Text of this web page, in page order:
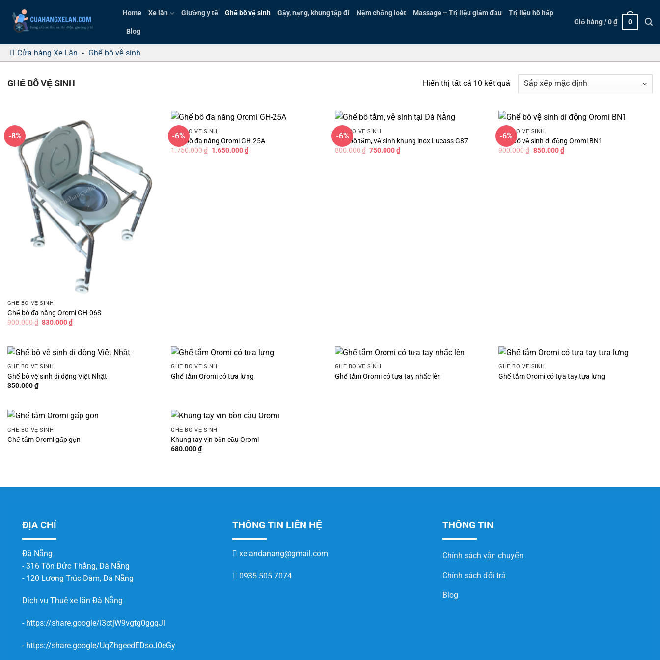
qua
dung
Home Xe lăn Giường y tế Ghế bô vệ sinh Gậy, nạng, khung tập đi Nệm chống loét Massage – Trị liệu giảm đau Trị liệu hô hấp
Blog
Giỏ hàng /0₫ 0
Cửa hàng Xe Lăn - Ghế bô vệ sinh
GHẾ BÔ VỆ SINH Hiển thị tất cả 10 kết quả
-8%
GHẾ BÔ VỆ SINH
Ghế bô đa năng Oromi GH-06S
900.000₫ Giá
830.000₫Giá
830.000 ₫.
-6%
GHẾ BÔ VỆ SINH
Ghế bô đa năng Oromi GH-25A
1.750.000₫ Giá
1.650.000₫Giá
hiện
-6%
GHẾ BÔ VỆ SINH
Ghế bô tắm, vệ sinh khung inox Lucass G87
800.000₫ Giá
750.000₫Giá
-6%
GHẾ BÔ VỆ SINH
Ghế bô vệ sinh di động Oromi BN1
900.000₫ Giá
850.000₫Giá
hiện
GHẾ BÔ VỆ SINH
Ghế bô vệ sinh di động Việt Nhật
350.000₫
GHẾ BÔ VỆ SINH
Ghế tắm Oromi có tựa lưng
GHẾ BÔ VỆ SINH
Ghế tắm Oromi có tựa tay nhấc lên
GHẾ BÔ VỆ SINH
Ghế tắm Oromi có tựa tay tựa lưng
GHẾ BÔ VỆ SINH
Ghế tắm Oromi gấp gọn
GHẾ BÔ VỆ SINH
Khung tay vịn bồn cầu Oromi
680.000₫
ĐỊA CHỈ
Đà Nẵng
- 316 Tôn Đức Thắng, Đà Nẵng
- 120 Lương Trúc Đàm, Đà Nẵng
Dịch vụ Thuê xe lăn Đà Nẵng
- https://share.google/i3ctjW9vgtg0ggqJl
- https://share.google/UqZhgeedEDsoJ0eGy
THÔNG TIN LIÊN HỆ
xelandanang@gmail.com
0935 505 7074
THÔNG TIN
Chính sách vận chuyển
Chính sách đổi trả
Blog